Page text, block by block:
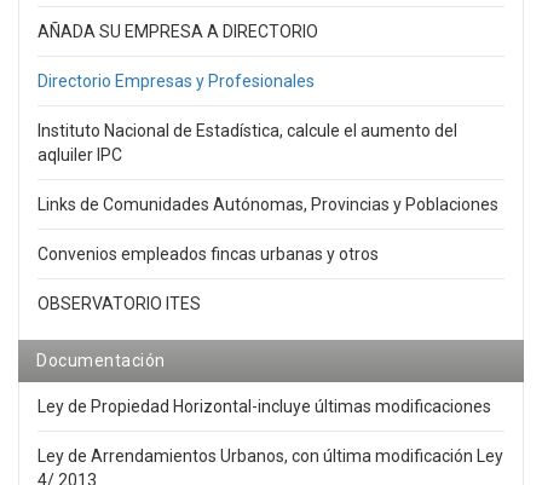
AÑADA SU EMPRESA A DIRECTORIO
Directorio Empresas y Profesionales
Instituto Nacional de Estadística, calcule el aumento del
aqluiler IPC
Links de Comunidades Autónomas, Provincias y Poblaciones
Convenios empleados fincas urbanas y otros
OBSERVATORIO ITES
Documentación
Ley de Propiedad Horizontal-incluye últimas modificaciones
Ley de Arrendamientos Urbanos, con última modificación Ley
4/ 2013